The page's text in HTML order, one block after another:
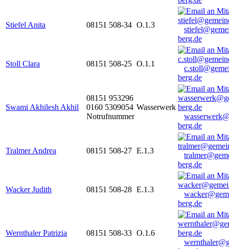
Stiefel Anita 08151 508-34 O.1.3
berg.de
Stoll Clara 08151 508-25 O.1.1
berg.de
Swami Akhilesh Akhil
08151 953296
0160 5309054
Notrufnummer
Wasserwerk
berg.de
Tralmer Andrea 08151 508-27 E.1.3
berg.de
Wacker Judith 08151 508-28 E.1.3
berg.de
Wernthaler Patrizia 08151 508-33 O.1.6